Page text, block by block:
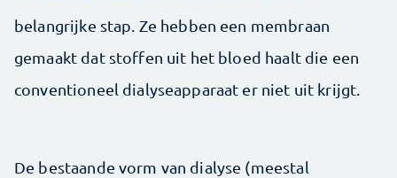
belangrijke stap. Ze hebben een membraan
gemaakt dat stoffen uit het bloed haalt die een
conventioneel dialyseapparaat er niet uit krijgt.
De bestaande vorm van dialyse (meestal